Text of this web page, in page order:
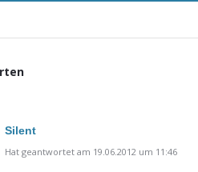
Silent
Hat geantwortet am 19.06.2012 um 11:46